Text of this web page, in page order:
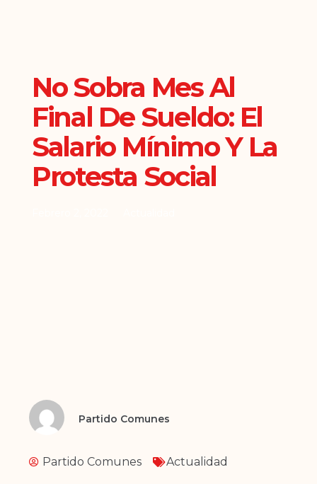
No Sobra Mes Al
Final De Sueldo: El
Salario Mínimo Y La
Protesta Social
Partido Comunes
Partido Comunes Actualidad